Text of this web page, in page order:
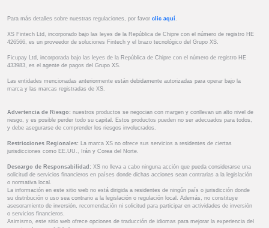
Para más detalles sobre nuestras regulaciones, por favor clic aquí .
XS Fintech Ltd, incorporado bajo las leyes de la República de Chipre con el número de registro HE
426566, es un proveedor de soluciones Fintech y el brazo tecnológico del Grupo XS.
Ficupay Ltd, incorporada bajo las leyes de la República de Chipre con el número de registro HE
433983, es el agente de pagos del Grupo XS.
Las entidades mencionadas anteriormente están debidamente autorizadas para operar bajo la
marca y las marcas registradas de XS.
Advertencia de Riesgo: nuestros productos se negocian con margen y conllevan un alto nivel de
riesgo, y es posible perder todo su capital. Estos productos pueden no ser adecuados para todos,
y debe asegurarse de comprender los riesgos involucrados.
Restricciones Regionales: La marca XS no ofrece sus servicios a residentes de ciertas
jurisdicciones como EE.UU., Irán y Corea del Norte.
Descargo de Responsabilidad: XS no lleva a cabo ninguna acción que pueda considerarse una
solicitud de servicios financieros en países donde dichas acciones sean contrarias a la legislación
o normativa local.
La información en este sitio web no está dirigida a residentes de ningún país o jurisdicción donde
su distribución o uso sea contrario a la legislación o regulación local. Además, no constituye
asesoramiento de inversión, recomendación ni solicitud para participar en actividades de inversión
o servicios financieros.
Asimismo, este sitio web ofrece opciones de traducción de idiomas para mejorar la experiencia del